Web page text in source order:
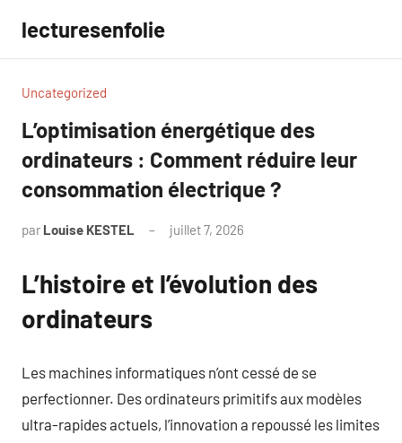
contenu
lecturesenfolie
Uncategorized
L’optimisation énergétique des
ordinateurs : Comment réduire leur
consommation électrique ?
par Louise KESTEL juillet 7, 2026
L’histoire et l’évolution des
ordinateurs
Les machines informatiques n’ont cessé de se
perfectionner. Des ordinateurs primitifs aux modèles
ultra-rapides actuels, l’innovation a repoussé les limites